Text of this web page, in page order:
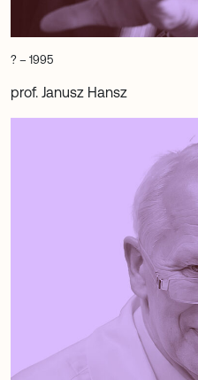
? – 1995
prof. Janusz Hansz